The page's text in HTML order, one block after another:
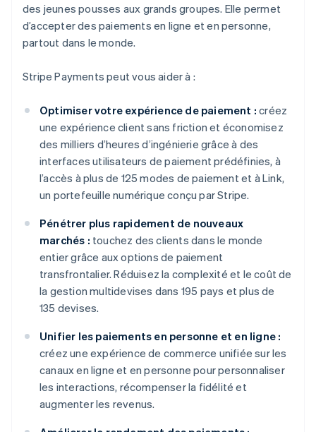
des jeunes pousses aux grands groupes. Elle permet
d’accepter des paiements en ligne et en personne,
partout dans le monde.
Stripe Payments peut vous aider à :
Optimiser votre expérience de paiement : créez
une expérience client sans friction et économisez
des milliers d’heures d’ingénierie grâce à des
interfaces utilisateurs de paiement prédéfinies, à
l’accès à plus de 125 modes de paiement et à Link,
un portefeuille numérique conçu par Stripe.
Pénétrer plus rapidement de nouveaux
marchés : touchez des clients dans le monde
entier grâce aux options de paiement
transfrontalier. Réduisez la complexité et le coût de
la gestion multidevises dans 195 pays et plus de
135 devises.
Unifier les paiements en personne et en ligne :
créez une expérience de commerce unifiée sur les
canaux en ligne et en personne pour personnaliser
les interactions, récompenser la fidélité et
augmenter les revenus.